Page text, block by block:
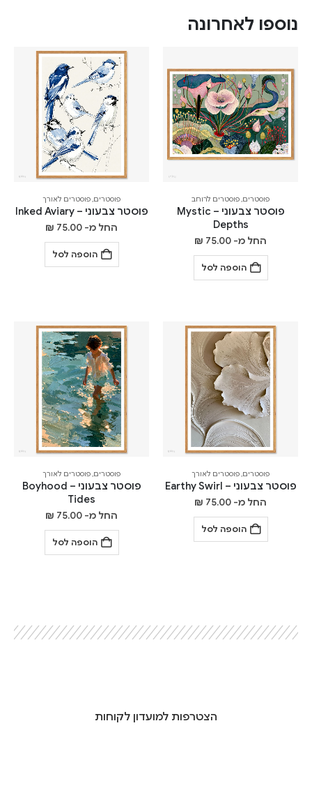
נוספו לאחרונה
פוסטרים,פוסטרים לרוחב
פוסטר צבעוני – Mystic
Depths
החל מ- ₪ 75.00
הוספה לסל
פוסטרים,פוסטרים לאורך
פוסטר צבעוני – Inked Aviary
החל מ- ₪ 75.00
הוספה לסל
פוסטרים,פוסטרים לאורך
פוסטר צבעוני – Earthy Swirl
החל מ- ₪ 75.00
הוספה לסל
פוסטרים,פוסטרים לאורך
פוסטר צבעוני – Boyhood
Tides
החל מ- ₪ 75.00
הוספה לסל
הצטרפות למועדון לקוחות